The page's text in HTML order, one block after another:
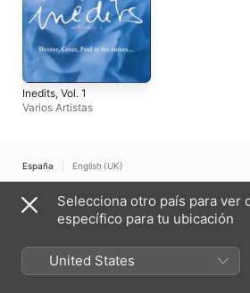
Inedits, Vol. 1
Varios Artistas
España English (UK)
Copyright © 2026 Apple Inc. Todos los derechos
Términos del servicio de internet
Apple Music y
Selecciona otro país para ver
específico para tu ubicación
United States